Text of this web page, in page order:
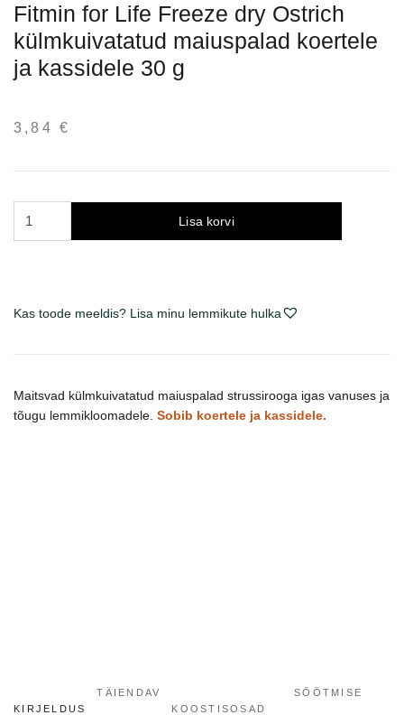
Fitmin for Life Freeze dry Ostrich
külmkuivatatud maiuspalad koertele
ja kassidele 30 g
3,84 €
Ostrich
Lisa korvi
Kas toode meeldis? Lisa minu lemmikute hulka
Maitsvad külmkuivatatud maiuspalad strussirooga igas vanuses ja
tõugu lemmikloomadele. Sobib koertele ja kassidele.
KIRJELDUS
TÄIENDAV
KOOSTISOSAD
SÖÖTMISE